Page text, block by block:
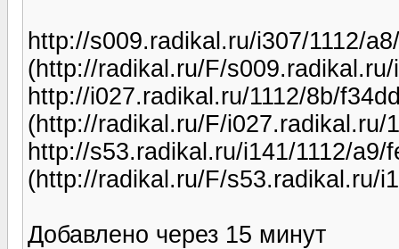
http://s009.radikal.ru/i307/1112/
(http://radikal.ru/F/
http://i027.radikal.ru/1112/8b/
(http://radikal.ru/F/i027.radikal.ru/
http://s53.radikal.ru/i141/1112/a9/
(http://radikal.ru/F/s53.radikal.ru/
Добавлено через 15 минут